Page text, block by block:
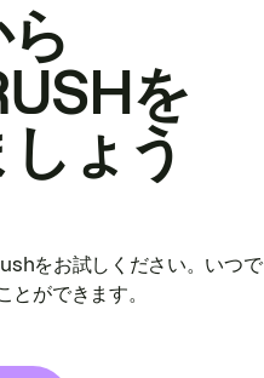
を
ょう
をお試しください。いつ
とができます。